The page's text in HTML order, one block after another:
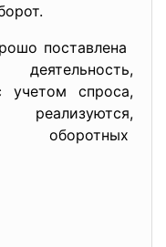
поставлена
спроса,